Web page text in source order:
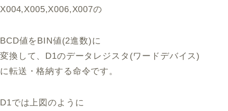
X004,X005,X006,X007の
BCD値をBIN値(2進数)に
変換して、D1のデータレジスタ(ワードデバイス)
に転送・格納する命令です。
D1では上図のように